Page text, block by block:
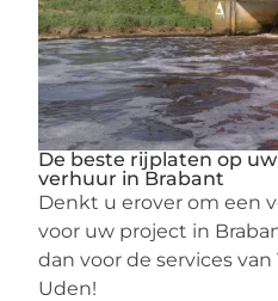
De beste rijplaten op
verhuur in Brabant
Denkt u erover om een
voor uw project in
dan voor de services
Uden!